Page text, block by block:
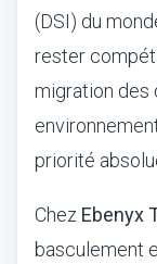
(DSI) du
rester
migration des
priorité
Chez Ebenyx
basculement